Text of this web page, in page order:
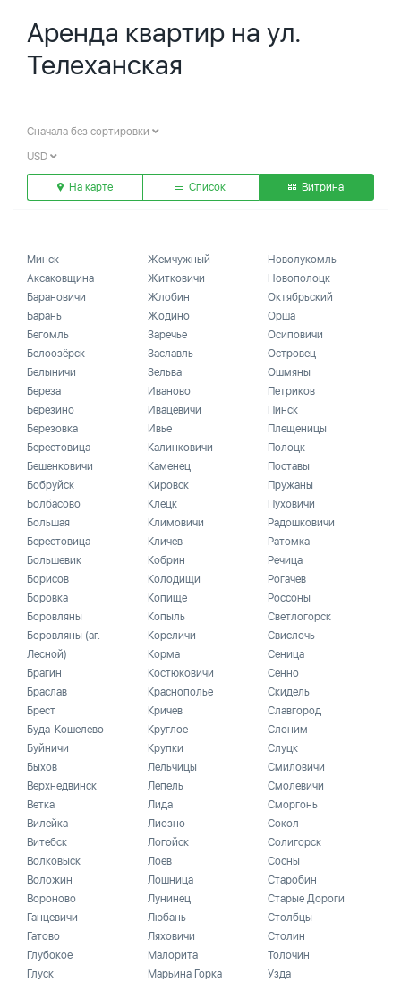
Аренда квартир на ул.
Телеханская
Сначала без сортировки
USD
На карте Список Витрина
Минск
Аксаковщина
Барановичи
Барань
Бегомль
Белоозёрск
Белыничи
Береза
Березино
Березовка
Берестовица
Бешенковичи
Бобруйск
Болбасово
Большая
Берестовица
Большевик
Борисов
Боровка
Боровляны
Боровляны (аг.
Лесной)
Брагин
Браслав
Брест
Буда-Кошелево
Буйничи
Быхов
Верхнедвинск
Ветка
Вилейка
Витебск
Волковыск
Воложин
Вороново
Ганцевичи
Гатово
Глубокое
Глуск
Жемчужный
Житковичи
Жлобин
Жодино
Заречье
Заславль
Зельва
Иваново
Ивацевичи
Ивье
Калинковичи
Каменец
Кировск
Клецк
Климовичи
Кличев
Кобрин
Колодищи
Копище
Копыль
Кореличи
Корма
Костюковичи
Краснополье
Кричев
Круглое
Крупки
Лельчицы
Лепель
Лида
Лиозно
Логойск
Лоев
Лошница
Лунинец
Любань
Ляховичи
Малорита
Марьина Горка
Новолукомль
Новополоцк
Октябрьский
Орша
Осиповичи
Островец
Ошмяны
Петриков
Пинск
Плещеницы
Полоцк
Поставы
Пружаны
Пуховичи
Радошковичи
Ратомка
Речица
Рогачев
Россоны
Светлогорск
Свислочь
Сеница
Сенно
Скидель
Славгород
Слоним
Слуцк
Смиловичи
Смолевичи
Сморгонь
Сокол
Солигорск
Сосны
Старобин
Старые Дороги
Столбцы
Столин
Толочин
Узда